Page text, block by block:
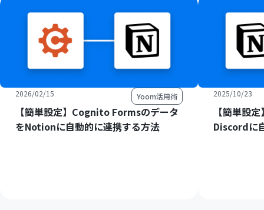
2026/02/15 Yoom活用術
【簡単設定】Cognito Formsのデータ
をNotionに自動的に連携する方法
2025/10/23
【簡単設
Discordに